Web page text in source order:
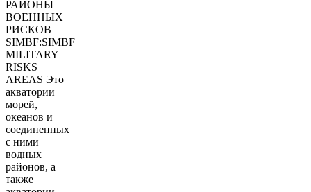
РАЙОНЫ
ВОЕННЫХ
РИСКОВ
SIMBF:SIMBF
MILITARY
RISKS
AREAS Это
акватории
морей,
океанов и
соединенных
с ними
водных
районов, а
также